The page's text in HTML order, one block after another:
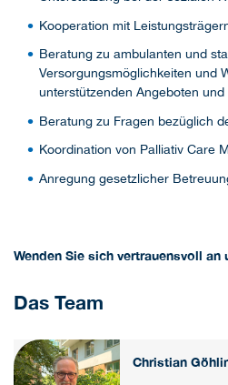
Kooperation mit
Beratung zu ambulanten und
Versorgungsmöglichkeiten und
unterstützenden Angeboten und
Beratung zu Fragen bezüglich
Koordination von Palliativ Care
Anregung gesetzlicher
Wenden Sie sich vertrauensvoll an
Das Team
Christian